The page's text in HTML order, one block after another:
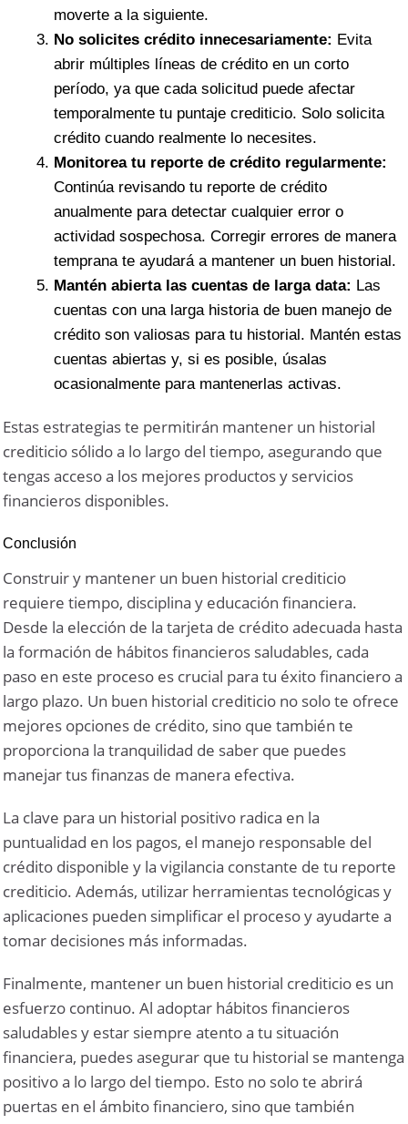
moverte a la siguiente.
No solicites crédito innecesariamente: Evita
abrir múltiples líneas de crédito en un corto
período, ya que cada solicitud puede afectar
temporalmente tu puntaje crediticio. Solo solicita
crédito cuando realmente lo necesites.
Monitorea tu reporte de crédito regularmente:
Continúa revisando tu reporte de crédito
anualmente para detectar cualquier error o
actividad sospechosa. Corregir errores de manera
temprana te ayudará a mantener un buen historial.
Mantén abierta las cuentas de larga data: Las
cuentas con una larga historia de buen manejo de
crédito son valiosas para tu historial. Mantén estas
cuentas abiertas y, si es posible, úsalas
ocasionalmente para mantenerlas activas.
Estas estrategias te permitirán mantener un historial
crediticio sólido a lo largo del tiempo, asegurando que
tengas acceso a los mejores productos y servicios
financieros disponibles.
Conclusión
Construir y mantener un buen historial crediticio
requiere tiempo, disciplina y educación financiera.
Desde la elección de la tarjeta de crédito adecuada hasta
la formación de hábitos financieros saludables, cada
paso en este proceso es crucial para tu éxito financiero a
largo plazo. Un buen historial crediticio no solo te ofrece
mejores opciones de crédito, sino que también te
proporciona la tranquilidad de saber que puedes
manejar tus finanzas de manera efectiva.
La clave para un historial positivo radica en la
puntualidad en los pagos, el manejo responsable del
crédito disponible y la vigilancia constante de tu reporte
crediticio. Además, utilizar herramientas tecnológicas y
aplicaciones pueden simplificar el proceso y ayudarte a
tomar decisiones más informadas.
Finalmente, mantener un buen historial crediticio es un
esfuerzo continuo. Al adoptar hábitos financieros
saludables y estar siempre atento a tu situación
financiera, puedes asegurar que tu historial se mantenga
positivo a lo largo del tiempo. Esto no solo te abrirá
puertas en el ámbito financiero, sino que también